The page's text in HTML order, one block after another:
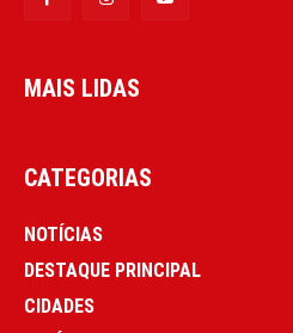
MAIS LIDAS
CATEGORIAS
NOTÍCIAS
DESTAQUE PRINCIPAL
CIDADES